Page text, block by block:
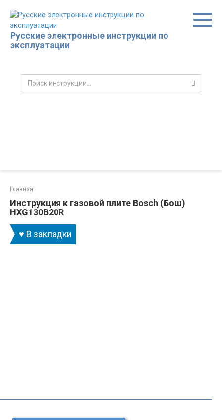
контенту
Русские электронные инструкции по
эксплуатации
Поиск:
Главная
Инструкция к газовой плите Bosch (Бош)
HXG130B20R
♥ В закладки